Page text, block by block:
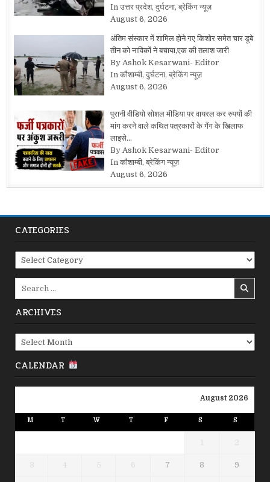
In उत्तर प्रदेश, दुर्घटना, ब्रेकिंग न्यूज़
August 6, 2026
अंतिम संस्कार में शामिल होने गए किशोर समेत चार डूबे
तीन को नाविकों ने बचाया,एक की तलाश जारी
By Ashok Kesarwani- Editor
In कौशाम्बी, दुर्घटना, ब्रेकिंग न्यूज़
August 6, 2026
पुरानी वीडियो सोशल मीडिया पर वायरल कर रुपयों की
मांग करने वाले कथित पत्रकारों के गैंग के खिलाफ
लाइसे…
By Ashok Kesarwani- Editor
In कौशाम्बी, ब्रेकिंग न्यूज़
August 6, 2026
CATEGORIES
Categories
ARCHIVES
Archives
CALENDAR
August 2026
M T W T F S S
1 2
3 4 5 6 7 8 9